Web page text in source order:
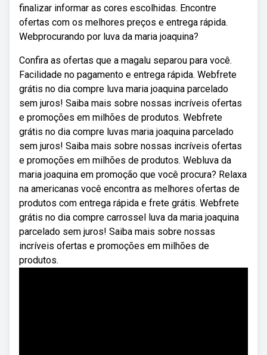
finalizar informar as cores escolhidas. Encontre
ofertas com os melhores preços e entrega rápida.
Webprocurando por luva da maria joaquina?
Confira as ofertas que a magalu separou para você.
Facilidade no pagamento e entrega rápida. Webfrete
grátis no dia compre luva maria joaquina parcelado
sem juros! Saiba mais sobre nossas incríveis ofertas
e promoções em milhões de produtos. Webfrete
grátis no dia compre luvas maria joaquina parcelado
sem juros! Saiba mais sobre nossas incríveis ofertas
e promoções em milhões de produtos. Webluva da
maria joaquina em promoção que você procura? Relaxa
na americanas você encontra as melhores ofertas de
produtos com entrega rápida e frete grátis. Webfrete
grátis no dia compre carrossel luva da maria joaquina
parcelado sem juros! Saiba mais sobre nossas
incríveis ofertas e promoções em milhões de
produtos.